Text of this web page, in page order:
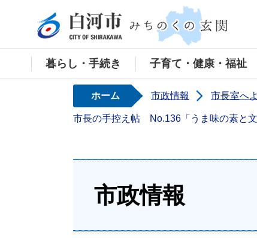
暮らし・手続き 子育て・健康・福祉
ホーム 市政情報 市長室へ
市長の手控え帖 No.136「うま味の素と文
市政情報